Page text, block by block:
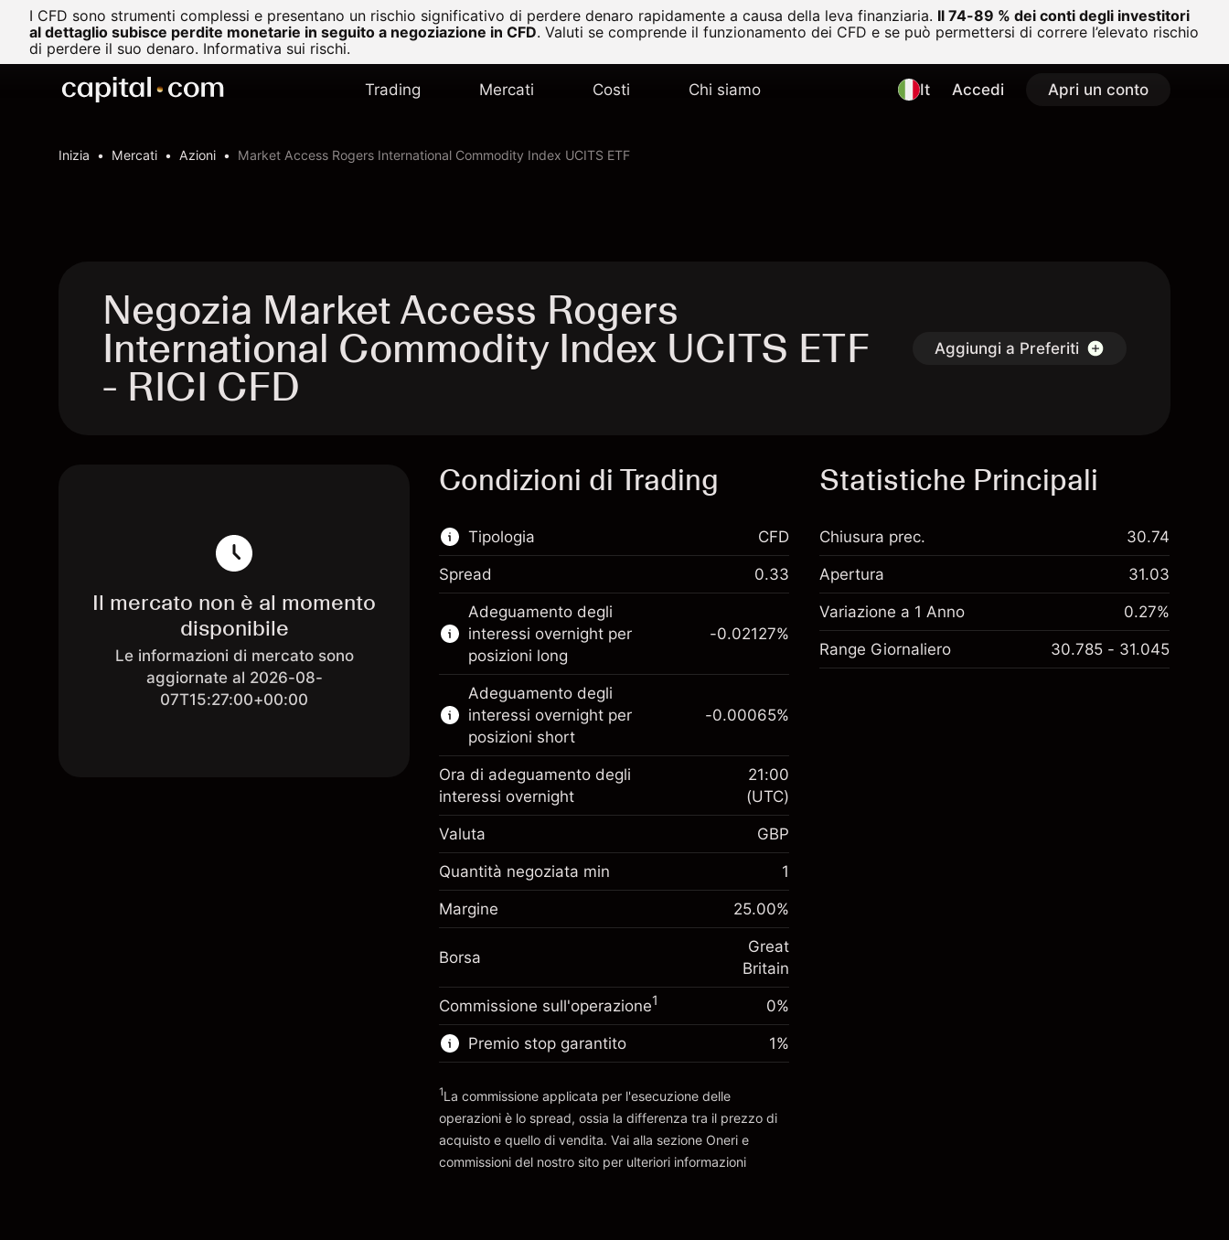
I CFD sono strumenti complessi e presentano un rischio significativo di perdere denaro rapidamente a causa della leva finanziaria. Il 74-89 % dei conti degli investitori
al dettaglio subisce perdite monetarie in seguito a negoziazione in CFD. Valuti se comprende il funzionamento dei CFD e se può permettersi di correre l’elevato rischio
di perdere il suo denaro. Informativa sui rischi.
Trading Mercati Costi Chi siamo It Accedi Apri un conto
Inizia Mercati Azioni Market Access Rogers International Commodity Index UCITS ETF
Negozia Market Access Rogers
International Commodity Index UCITS ETF
- RICI CFD
Aggiungi a Preferiti
Il mercato non è al momento
disponibile
Le informazioni di mercato sono
aggiornate al 2026-08-
07T15:27:00+00:00
Condizioni di Trading
Tipologia
Questo mercato finanziario è disponibile per il
trading di CFD.
Scopri di più su:
CFD
CFD
Spread 0.33
Adeguamento degli
interessi overnight per
posizioni long
Margine. Il tuo
£1,000.00
Adeguamento
finanziamento overnight
Oneri per l'intero valore della
posizione
-0.021271
(-£0.85)
Dimensione dell'operazione a leva ~
£4,000.00
Vai alla piattaforma
-0.02127%
Adeguamento degli
interessi overnight per
posizioni short
investimento
£1,000.00
Oneri per l'intero valore della
posizione
-0.000647
(-£0.03)
Dimensione dell'operazione a leva ~
£4,000.00
Denaro da leva ~£3,000.00
Vai alla piattaforma
-0.00065%
Ora di adeguamento degli
interessi overnight
21:00
(UTC)
Valuta GBP
Quantità negoziata min 1
Margine 25.00%
Borsa
Great
Britain
Commissione sull'operazione1 0%
Premio stop garantito 1%
1La commissione applicata per l'esecuzione delle
operazioni è lo spread, ossia la differenza tra il prezzo di
acquisto e quello di vendita. Vai alla sezione Oneri e
commissioni del nostro sito per ulteriori informazioni
Statistiche Principali
Chiusura prec. 30.74
Apertura 31.03
Variazione a 1 Anno 0.27%
Range Giornaliero 30.785 - 31.045